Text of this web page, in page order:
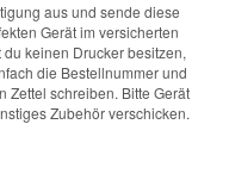
aus und sende diese
Gerät im versicherten
keinen Drucker besitzen,
die Bestellnummer und
Zettel schreiben. Bitte Gerät
Zubehör verschicken.